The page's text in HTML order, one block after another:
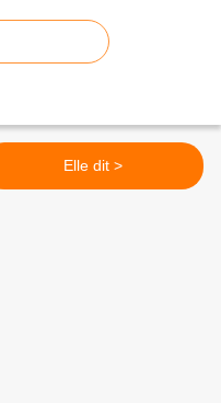
Elle dit >